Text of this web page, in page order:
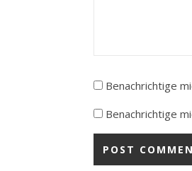
Benachrichtige
Benachrichtige